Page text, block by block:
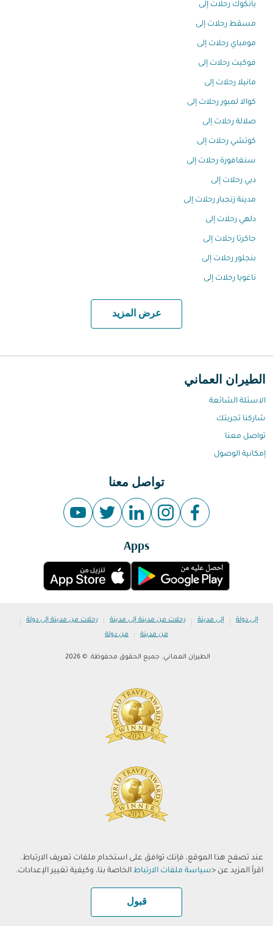
عند تصفح هذا الموقع، فإنك توافق على استخدام ملفات تعريف الارتباط.
اقرأ المزيد عن <سياسة ملفات الارتباط الخاصة بنا، وكيفية تغيير الإعدادات.
قبول
بانكوك رحلات إلى
مسقط رحلات إلى
مومباي رحلات إلى
فوكيت رحلات إلى
مانيلا رحلات إلى
كوالا لمبور رحلات إلى
صلالة رحلات إلى
كوتشي رحلات إلى
سنغافورة رحلات إلى
دبي رحلات إلى
مدينة زنجبار رحلات إلى
دلهي رحلات إلى
جاكرتا رحلات إلى
بنجلور رحلات إلى
ناغويا رحلات إلى
عرض المزيد
الطيران العماني
الاسئلة الشائعة
شاركنا تجربتك
تواصل معنا
إمكانية الوصول
تواصل معنا
Apps
إلى دولة | إلى مدينة | رحلات من مدينة إلى مدينة | رحلات من مدينة إلى دولة |
من مدينة | من دولة
الطيران العماني. جميع الحقوق محفوظة. © 2026